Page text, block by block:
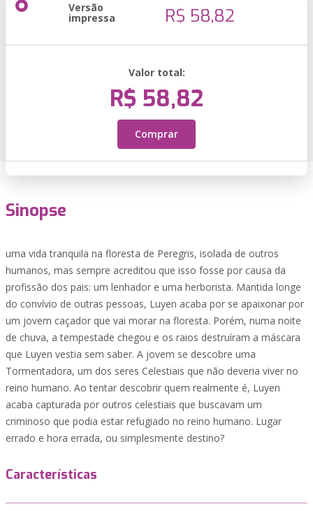
Versão
impressa R$ 58,82
Valor total:
R$ 58,82
Comprar
Sinopse
uma vida tranquila na floresta de Peregris, isolada de outros
humanos, mas sempre acreditou que isso fosse por causa da
profissão dos pais: um lenhador e uma herborista. Mantida longe
do convívio de outras pessoas, Luyen acaba por se apaixonar por
um jovem caçador que vai morar na floresta. Porém, numa noite
de chuva, a tempestade chegou e os raios destruíram a máscara
que Luyen vestia sem saber. A jovem se descobre uma
Tormentadora, um dos seres Celestiais que não deveria viver no
reino humano. Ao tentar descobrir quem realmente é, Luyen
acaba capturada por outros celestiais que buscavam um
criminoso que podia estar refugiado no reino humano. Lugar
errado e hora errada, ou simplesmente destino?
Características